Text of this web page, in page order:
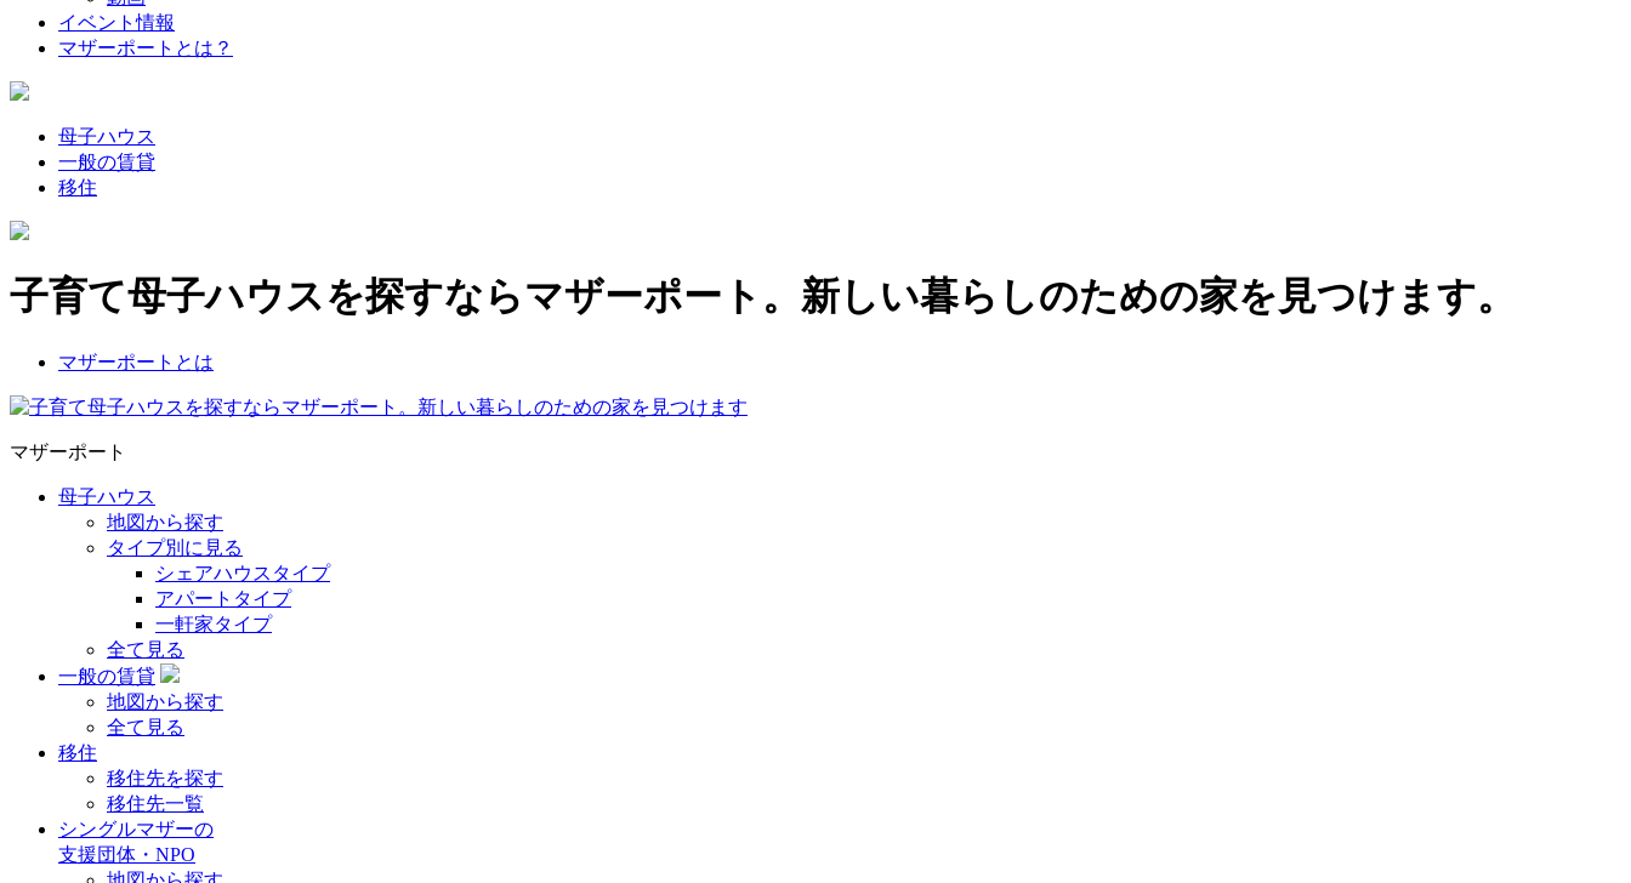
イベント情報
マザーポートとは？
母子ハウス
一般の賃貸
移住
子育て母子ハウスを探すならマザーポート。新しい暮らしのための家を見つけます。
マザーポートとは
マザーポート
母子ハウス
地図から探す
タイプ別に見る
シェアハウスタイプ
アパートタイプ
一軒家タイプ
全て見る
一般の賃貸
地図から探す
全て見る
移住
移住先を探す
移住先一覧
シングルマザーの
支援団体・NPO